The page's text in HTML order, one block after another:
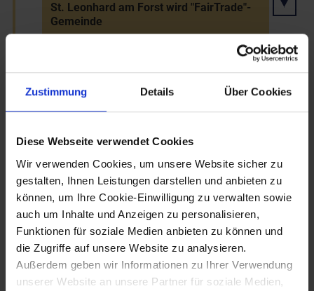
Zustimmung Details Über Cookies
Diese Webseite verwendet Cookies
Wir verwenden Cookies, um unsere Website sicher zu
gestalten, Ihnen Leistungen darstellen und anbieten zu
können, um Ihre Cookie-Einwilligung zu verwalten sowie
auch um Inhalte und Anzeigen zu personalisieren,
Funktionen für soziale Medien anbieten zu können und
die Zugriffe auf unsere Website zu analysieren.
Außerdem geben wir Informationen zu Ihrer Verwendung
unserer Website an unsere Partner für soziale Medien,
St. Leonhard am Forst wird "FairTrade"-
Gemeinde
26.9.2009
28.9.2009
Paulus Hochgatterer erhält in Brüssel EU-
Literaturpreis
22.10.2009